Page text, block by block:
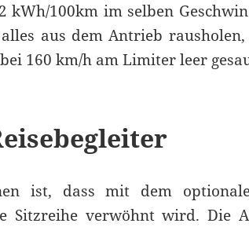
kWh/100km im selben
aus dem Antrieb
160 km/h am Limiter leer
ist, dass mit dem
Sitzreihe verwöhnt wird. Die